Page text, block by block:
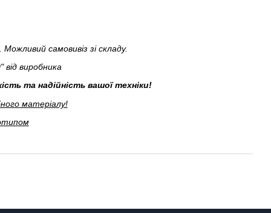
самовивіз зі складу.
виробника
та надійність вашої техніки!
матеріалу!